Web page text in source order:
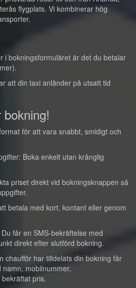
flygplats. Vi kombinerar hög
i bokningsformuläret är det du betalar
att din taxi anländer på utsatt tid
för att vara snabbt, smidigt och
Boka enkelt utan krånglig
priset direkt vid bokningsknappen så
betala med kort, kontant eller genom
får en SMS-bekräftelse med
direkt efter slutförd bokning.
chaufför har tilldelats din bokning får
mobilnummer,
pris.